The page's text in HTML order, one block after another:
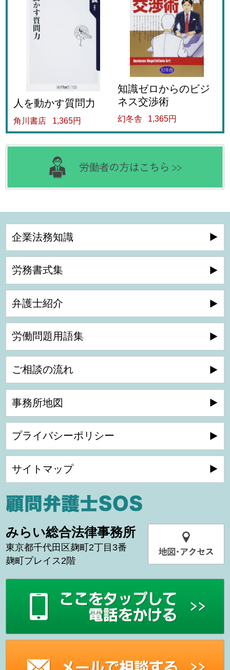
人を動かす質問力
角川書店 1,365円
知識ゼロからのビジ
ネス交渉術
幻冬舎 1,365円
企業法務知識
労務書式集
弁護士紹介
労働問題用語集
ご相談の流れ
事務所地図
プライバシーポリシー
サイトマップ
みらい総合法律事務所
東京都千代田区麹町2丁目3番
麹町プレイス2階